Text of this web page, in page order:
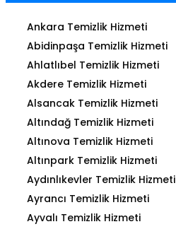
Ankara Temizlik Hizmeti
Abidinpaşa Temizlik Hizmeti
Ahlatlıbel Temizlik Hizmeti
Akdere Temizlik Hizmeti
Alsancak Temizlik Hizmeti
Altındağ Temizlik Hizmeti
Altınova Temizlik Hizmeti
Altınpark Temizlik Hizmeti
Aydınlıkevler Temizlik Hizmeti
Ayrancı Temizlik Hizmeti
Ayvalı Temizlik Hizmeti